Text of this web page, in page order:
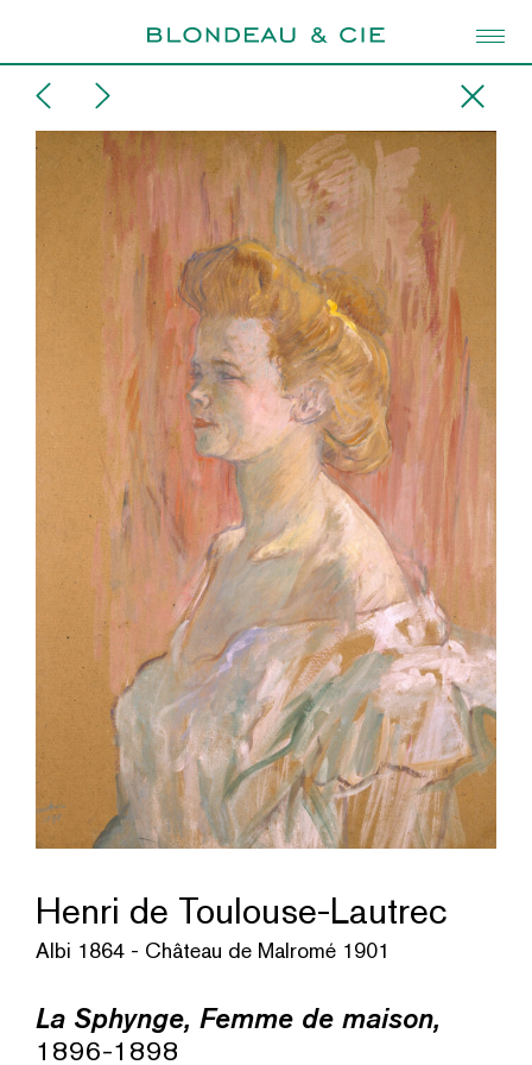
Henri de Toulouse-Lautrec
Albi 1864 - Château de Malromé 1901
La Sphynge, Femme de maison,
1896-1898